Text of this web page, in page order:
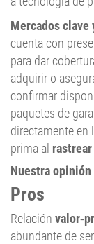
Mercados clave
cuenta con
para dar
adquirir o
confirmar
paquetes de
directamente en
prima al
Nuestra opinión
Pros
Relación
abundante de